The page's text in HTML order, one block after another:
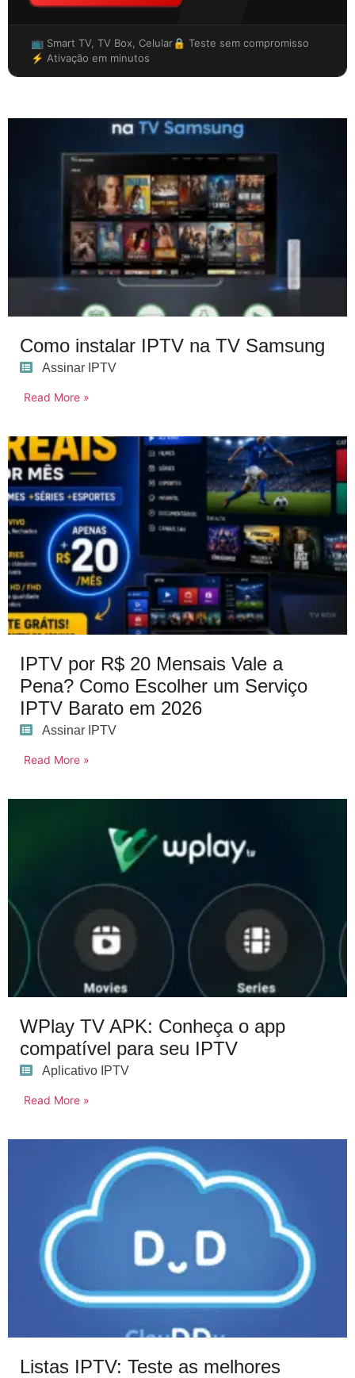
📺 Smart TV, TV Box, Celular🔒 Teste sem compromisso
⚡ Ativação em minutos
Como instalar IPTV na TV Samsung
Assinar IPTV
Read More »
IPTV por R$ 20 Mensais Vale a
Pena? Como Escolher um Serviço
IPTV Barato em 2026
Assinar IPTV
Read More »
WPlay TV APK: Conheça o app
compatível para seu IPTV
Aplicativo IPTV
Read More »
Listas IPTV: Teste as melhores